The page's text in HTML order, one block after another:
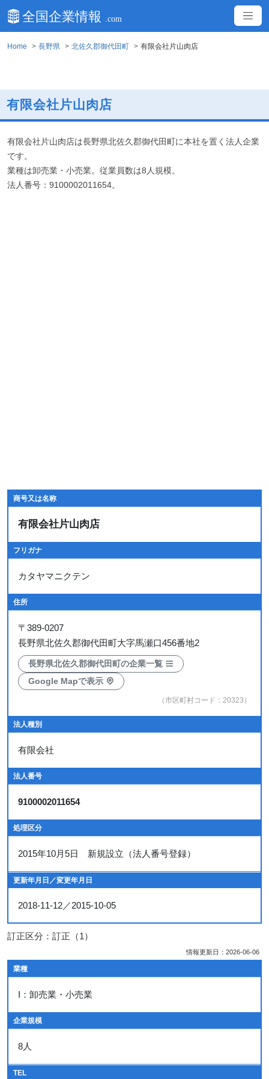
Home 長野県 北佐久郡御代田町 有限会社片山肉店
有限会社片山肉店
有限会社片山肉店は長野県北佐久郡御代田町に本社を置く法人企業
です。
業種は卸売業・小売業。従業員数は8人規模。
法人番号：9100002011654。
商号又は名称
有限会社片山肉店
フリガナ
カタヤマニクテン
住所
〒 389-0207
長野県北佐久郡御代田町大字馬瀬口456番地2
長野県北佐久郡御代田町の企業一覧
Google Mapで表示
（市区町村コード：20323）
法人種別
有限会社
法人番号
9100002011654
処理区分
2015年10月5日 新規設立（法人番号登録）
更新年月日／変更年月日
2018-11-12／2015-10-05
訂正区分：訂正（1）
情報更新日：2026-06-06
業種
I：卸売業・小売業
企業規模
8人
TEL